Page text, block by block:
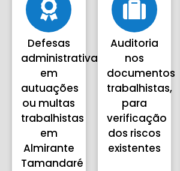
Defesas
administrativas
em
autuações
ou multas
trabalhistas
em
Almirante
Tamandaré
Auditoria
nos
documentos
trabalhistas,
para
verificação
dos riscos
existentes